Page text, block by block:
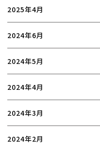
2025年4月
2024年6月
2024年5月
2024年4月
2024年3月
2024年2月